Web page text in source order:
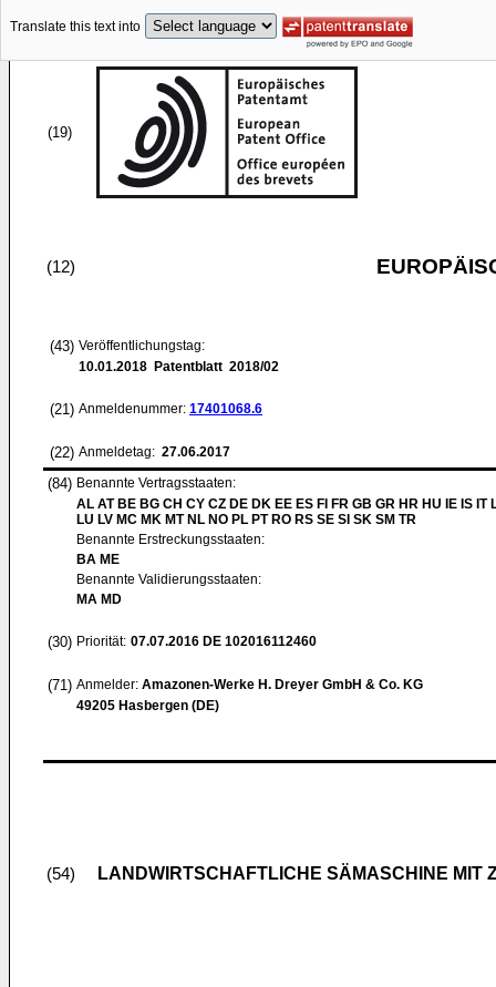
Translate this text into
(19)
(12)
(43) Veröffentlichungstag:
10.01.2018 Patentblatt 2018/02
(21) Anmeldenummer: 17401068.6
(22) Anmeldetag: 27.06.2017
(84) Benannte Vertragsstaaten:
AL AT BE BG CH CY CZ DE DK EE ES FI FR GB GR HR HU IE IS IT
LU LV MC MK MT NL NO PL PT RO RS SE SI SK SM TR
Benannte Erstreckungsstaaten:
BA ME
Benannte Validierungsstaaten:
MA MD
(30) Priorität: 07.07.2016 DE 102016112460
(71) Anmelder: Amazonen-Werke H. Dreyer GmbH & Co. KG
49205 Hasbergen (DE)
(54) LANDWIRTSCHAFTLICHE SÄMASCHINE MIT